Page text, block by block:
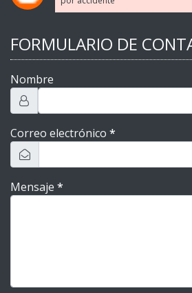
FORMULARIO DE
Nombre
Correo electrónico *
Mensaje *